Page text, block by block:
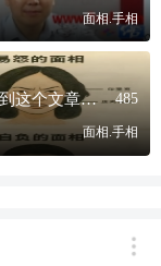
面相.手相
头条上看到这个文章，面相识人准确吗？ 485
面相.手相